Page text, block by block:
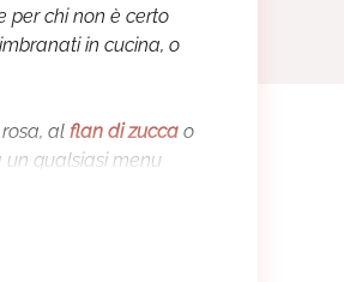
per chi non è certo
in cucina, o
al flan di zucca o
un qualsiasi menu